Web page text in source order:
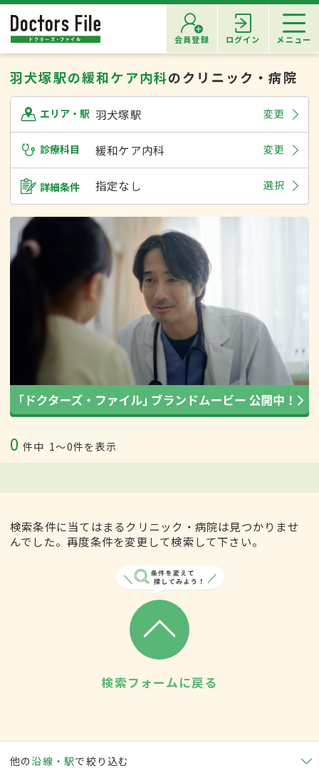
会員登録 ログイン メニュー
羽犬塚駅の緩和ケア内科のクリニック・病院
エリア・駅 羽犬塚駅 変更
診療科目 緩和ケア内科 変更
詳細条件 指定なし 選択
0 件中 1〜0件を表示
検索条件に当てはまるクリニック・病院は見つかりませ
んでした。再度条件を変更して検索して下さい。
検索フォームに戻る
他の沿線・駅で絞り込む